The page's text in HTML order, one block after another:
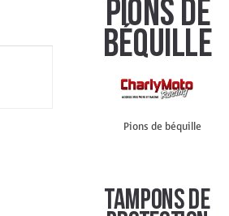
Pions de béquille